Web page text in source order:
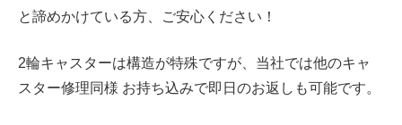
と諦めかけている方、ご安心ください！
2輪キャスターは構造が特殊ですが、当社では他のキャ
スター修理同様 お持ち込みで即日のお返しも可能です。